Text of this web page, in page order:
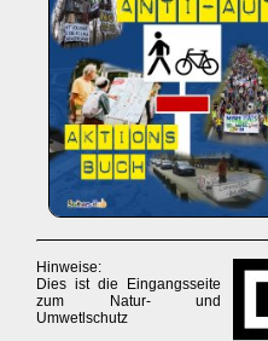
Hinweise:
Dies ist die Eingangsseite
zum Natur- und
Umwetlschutz